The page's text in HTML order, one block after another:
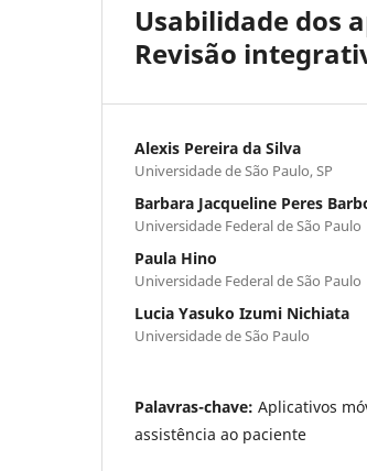
Usabilidade dos
Revisão
Alexis Pereira da Silva
Universidade de São Paulo, SP
Barbara Jacqueline Peres
Universidade Federal de São Paulo
Paula Hino
Universidade Federal de São Paulo
Lucia Yasuko Izumi Nichiata
Universidade de São Paulo
Palavras-chave: Aplicativos
assistência ao paciente